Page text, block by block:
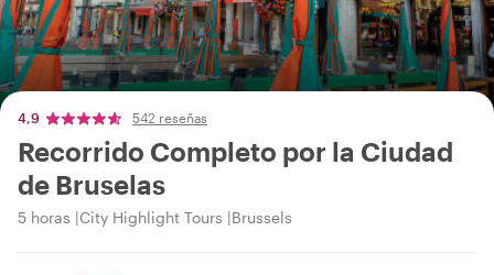
4,9 542 reseñas
Recorrido Completo por la Ciudad
de Bruselas
5 horas City Highlight Tours Brussels